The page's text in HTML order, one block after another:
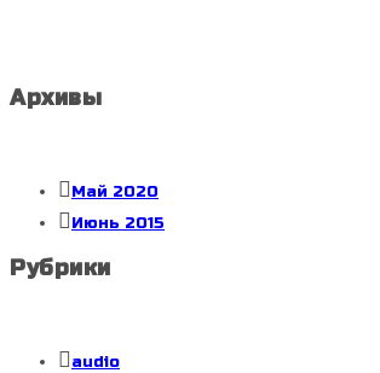
Архивы
Май 2020
Июнь 2015
Рубрики
audio